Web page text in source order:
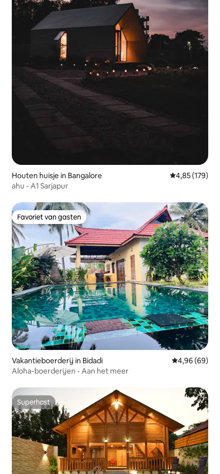
Houten huisje in Bangalore Gemiddelde
4,85 (179)
ahu - A1 Sarjapur
Favoriet van gasten
Favoriet van gasten
Vakantieboerderij in Bidadi Gemiddelde
4,96 (69)
Aloha-boerderijen - Aan het meer
Superhost
Superhost